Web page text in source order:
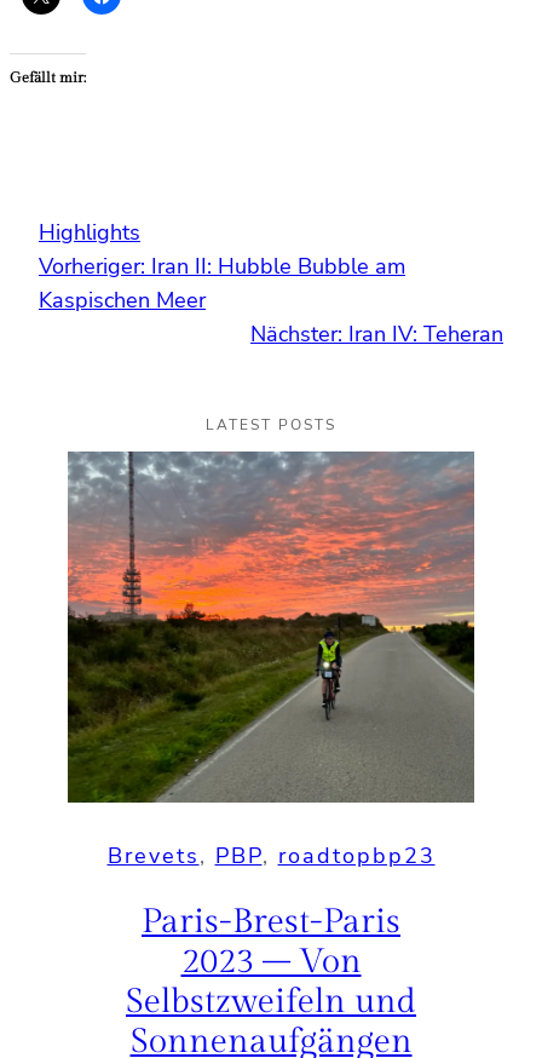
Gefällt mir:
Highlights
Vorheriger: Iran II: Hubble Bubble am
Kaspischen Meer
Nächster: Iran IV: Teheran
LATEST POSTS
Brevets, PBP, roadtopbp23
Paris-Brest-Paris
2023 – Von
Selbstzweifeln und
Sonnenaufgängen